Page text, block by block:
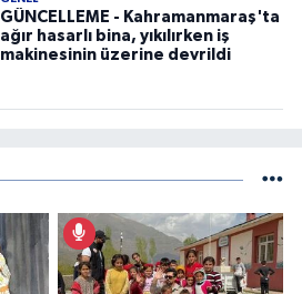
GÜNCELLEME - Kahramanmaraş'ta
ağır hasarlı bina, yıkılırken iş
makinesinin üzerine devrildi